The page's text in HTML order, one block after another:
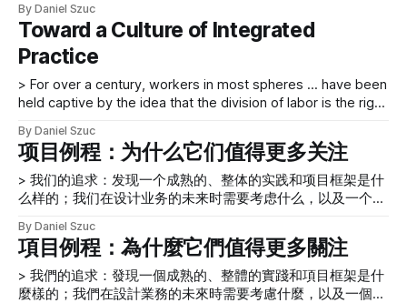
主要是因为它是许多商业、工程和营销文本的基础。所有这些
职业都建立在同一个基础之上——这与哈佛商学院一样古老，
与诸如装配线和白炽灯泡​​等改变游戏规则的创新大致相同。
一个多世纪以来，大多数领域的工人——从制造业到服务柜台
的前线​​，再到后台——一直被认为分工 是正确方法的想法所
束缚。大多数商界领袖默认泰勒主义对劳动力产生了巨大影
奉“任何人都可以有想法，但只有摇滚明星才能实施”这句格言
的人可能会停下来反思一下115 年来泰勒主义影响了每个人的
工作生活。 筒仓 > 泰勒主
秒錶和一個剪貼板，就開始了一場生產力革命 。使用模塊化
部件使勞動者能夠專業化，專家們可以更快地掌握能力並 大
規模生產小部件。我們可以將科學管理、工業工程以及對高效
方式稱為泰勒主義。 直到今天，許多人並不質疑泰勒主義，
主要是因為它是許多商業、工程和營銷文本的基礎。所有這些
職業都建立在同一個基礎之上——這與哈佛商學院一樣古老，
與諸如裝配線和白熾燈泡​​等改變遊戲規則的創新大致相同。
一個多世紀以來，大多數領域的工人——從製造業到服務櫃檯
的前線​​，再到後台——一直被認為分工 是正確方法的想法所
束縛。大多數商界領袖默認泰勒主義對勞動力產生了巨大影
奉“任何人都可以有想法，但只有搖滾明星才能實施”這句格言
的人可能會停下來反思一下 115 年來泰勒主義影響了每個人的
工作生活。 筒倉 > 泰
By Daniel Szuc
Toward a Culture of Integrated
Practice
> For over a century, workers in most spheres … have been
held captive by the idea that the division of labor is the right
repulsed by waste. With only a stopwatch and a clipboard,
he set about inventing a productivity revolution.
By Daniel Szuc
项目例程：为什么它们值得更多关注
> 我们的追求：发现一个成熟的、整体的实践和项目框架是什
么样的；我们在设计业务的未来时需要考虑什么，以及一个成
[https://www.uxmatters.com/mt/archives/2014/11/designing-
projects-for-success-a-more-humane-ux-practice.php] ，
我们探讨了构成成熟UX 实践的元素以及它们如何应用于项目团
队。我们还研究了一些可以鼓励更好的项目行为、指导团队和
By Daniel Szuc
項目例程：為什麼它們值得更多關注
> 我們的追求：發現一個成熟的、整體的實踐和項目框架是什
麼樣的；我們在設計業務的未來時需要考慮什麼，以及一個成